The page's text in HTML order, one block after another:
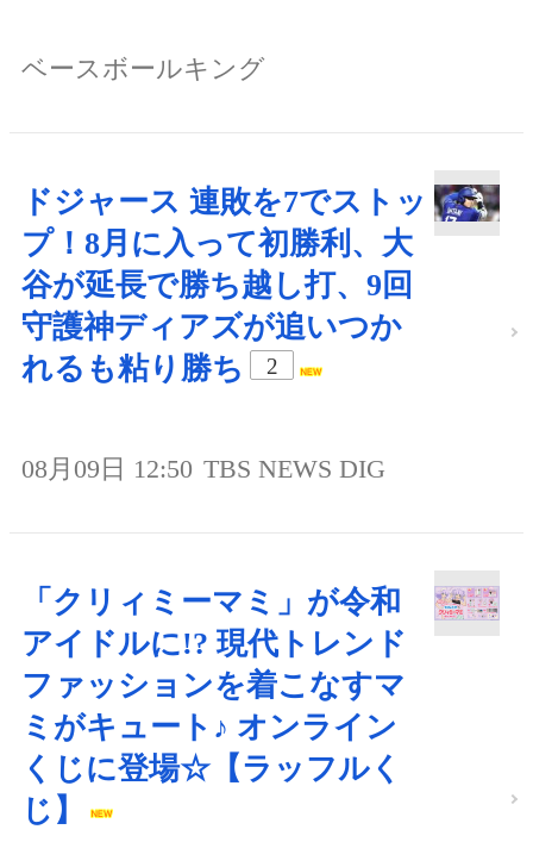
ベースボールキング
ドジャース 連敗を7でストッ
プ！8月に入って初勝利、大
谷が延長で勝ち越し打、9回
守護神ディアズが追いつか
れるも粘り勝ち
2
08月09日 12:50 TBS NEWS DIG
「クリィミーマミ」が令和
アイドルに!? 現代トレンド
ファッションを着こなすマ
ミがキュート♪ オンライン
くじに登場☆【ラッフルく
じ】